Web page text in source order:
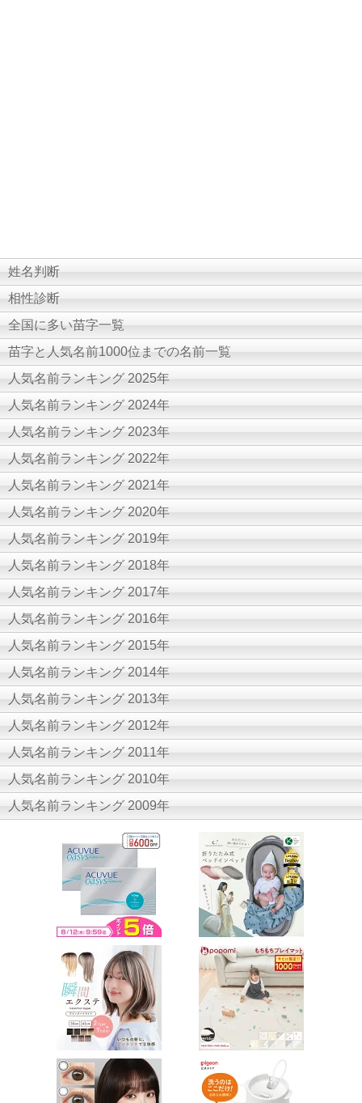
姓名判断
相性診断
全国に多い苗字一覧
苗字と人気名前1000位までの名前一覧
人気名前ランキング 2025年
人気名前ランキング 2024年
人気名前ランキング 2023年
人気名前ランキング 2022年
人気名前ランキング 2021年
人気名前ランキング 2020年
人気名前ランキング 2019年
人気名前ランキング 2018年
人気名前ランキング 2017年
人気名前ランキング 2016年
人気名前ランキング 2015年
人気名前ランキング 2014年
人気名前ランキング 2013年
人気名前ランキング 2012年
人気名前ランキング 2011年
人気名前ランキング 2010年
人気名前ランキング 2009年